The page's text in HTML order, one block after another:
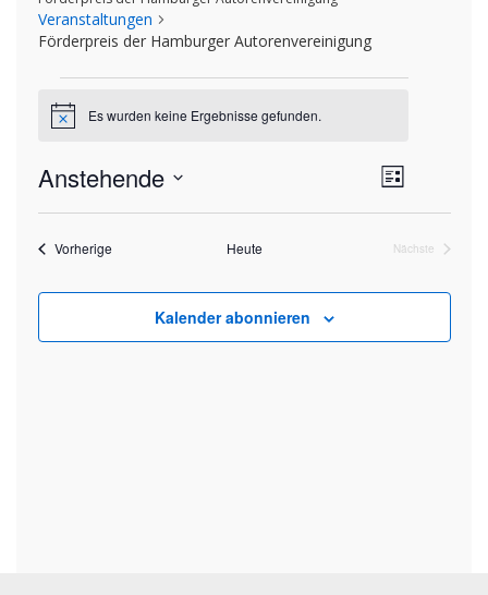
Veranstaltungen
Förderpreis der Hamburger Autorenvereinigung
Veranstaltungen
HinweisEs wurden keine Ergebnisse gefunden.
Liste
Anstehende
VorherigeVeranstaltungen Heute
Nächste
Kalender abonnieren